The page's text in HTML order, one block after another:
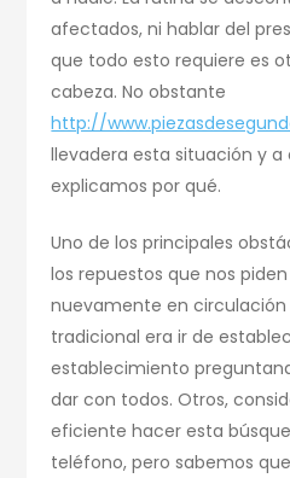
afectados, ni hablar del
que todo esto requiere es
cabeza. No obstante
http://
llevadera esta situación y
explicamos por qué.
Uno de los principales
los repuestos que nos
nuevamente en circulación
tradicional era ir de
establecimiento
dar con todos. Otros,
eficiente hacer esta
teléfono, pero sabemos